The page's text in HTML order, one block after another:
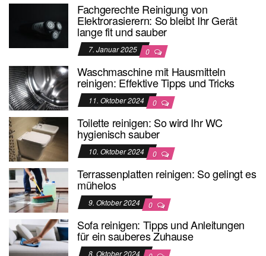
Fachgerechte Reinigung von
Elektrorasierern: So bleibt Ihr Gerät
lange fit und sauber
7. Januar 2025 0
Waschmaschine mit Hausmitteln
reinigen: Effektive Tipps und Tricks
11. Oktober 2024 0
Toilette reinigen: So wird Ihr WC
hygienisch sauber
10. Oktober 2024 0
Terrassenplatten reinigen: So gelingt es
mühelos
9. Oktober 2024 0
Sofa reinigen: Tipps und Anleitungen
für ein sauberes Zuhause
8. Oktober 2024